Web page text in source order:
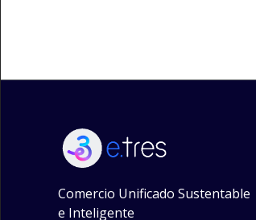
Comercio Unificado Sustentable
e Inteligente